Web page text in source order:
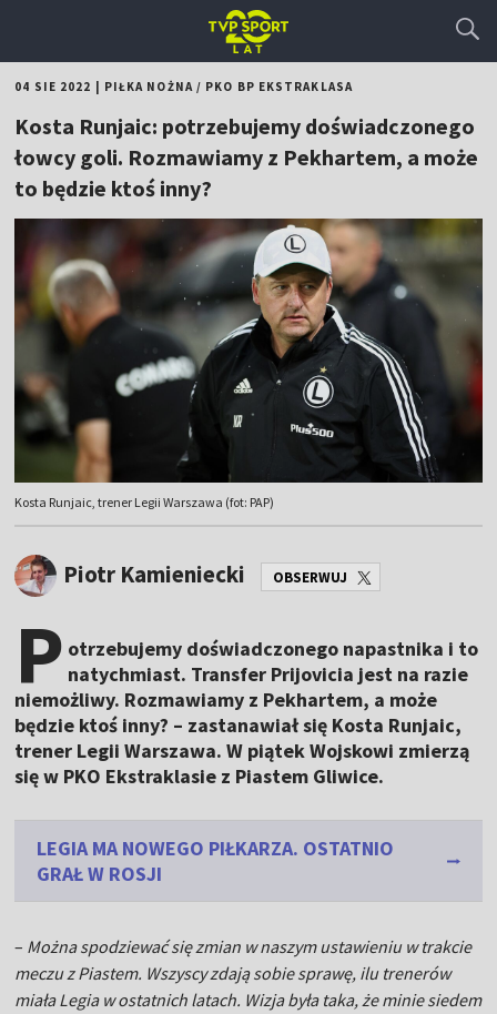
04 SIE 2022 PIŁKA NOŻNA/ PKO BP EKSTRAKLASA
Kosta Runjaic: potrzebujemy doświadczonego
łowcy goli. Rozmawiamy z Pekhartem, a może
to będzie ktoś inny?
Kosta Runjaic, trener Legii Warszawa (fot: PAP)
Piotr Kamieniecki OBSERWUJ
P otrzebujemy doświadczonego napastnika i to
natychmiast. Transfer Prijovicia jest na razie
niemożliwy. Rozmawiamy z Pekhartem, a może
będzie ktoś inny? – zastanawiał się Kosta Runjaic,
trener Legii Warszawa. W piątek Wojskowi zmierzą
się w PKO Ekstraklasie z Piastem Gliwice.
LEGIA MA NOWEGO PIŁKARZA. OSTATNIO
GRAŁ W ROSJI
– Można spodziewać się zmian w naszym ustawieniu w trakcie
meczu z Piastem. Wszyscy zdają sobie sprawę, ilu trenerów
miała Legia w ostatnich latach. Wizja była taka, że minie siedem